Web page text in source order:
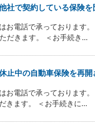
他社で契約している保険
お電話で承っております
だきます。 ＜お手続き...
止中の自動車保険を再
お電話で承っております
きます。 ＜お手続きに...